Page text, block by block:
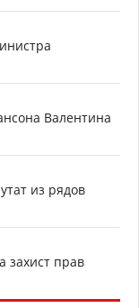
Валентина
из рядов
захист прав